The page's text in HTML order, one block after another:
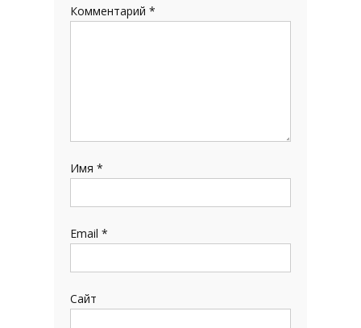
Комментарий*
Имя*
Email*
Сайт